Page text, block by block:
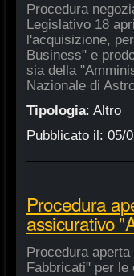
Procedura
Legislativo 18
l'acquisizione,
Business" e
sia della
Nazionale di
Tipologia: Altro
Pubblicato il: 05/
Procedura
assicurativo
Procedura
Fabbricati" per le